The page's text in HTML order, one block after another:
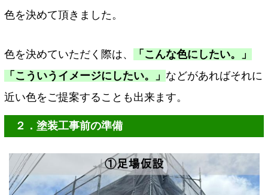
色を決めて頂きました。
色を決めていただく際は、
「こんな色にしたい。」
「こういうイメージにしたい。」 などがあればそれに
近い色をご提案することも出来ます。
２．塗装工事前の準備